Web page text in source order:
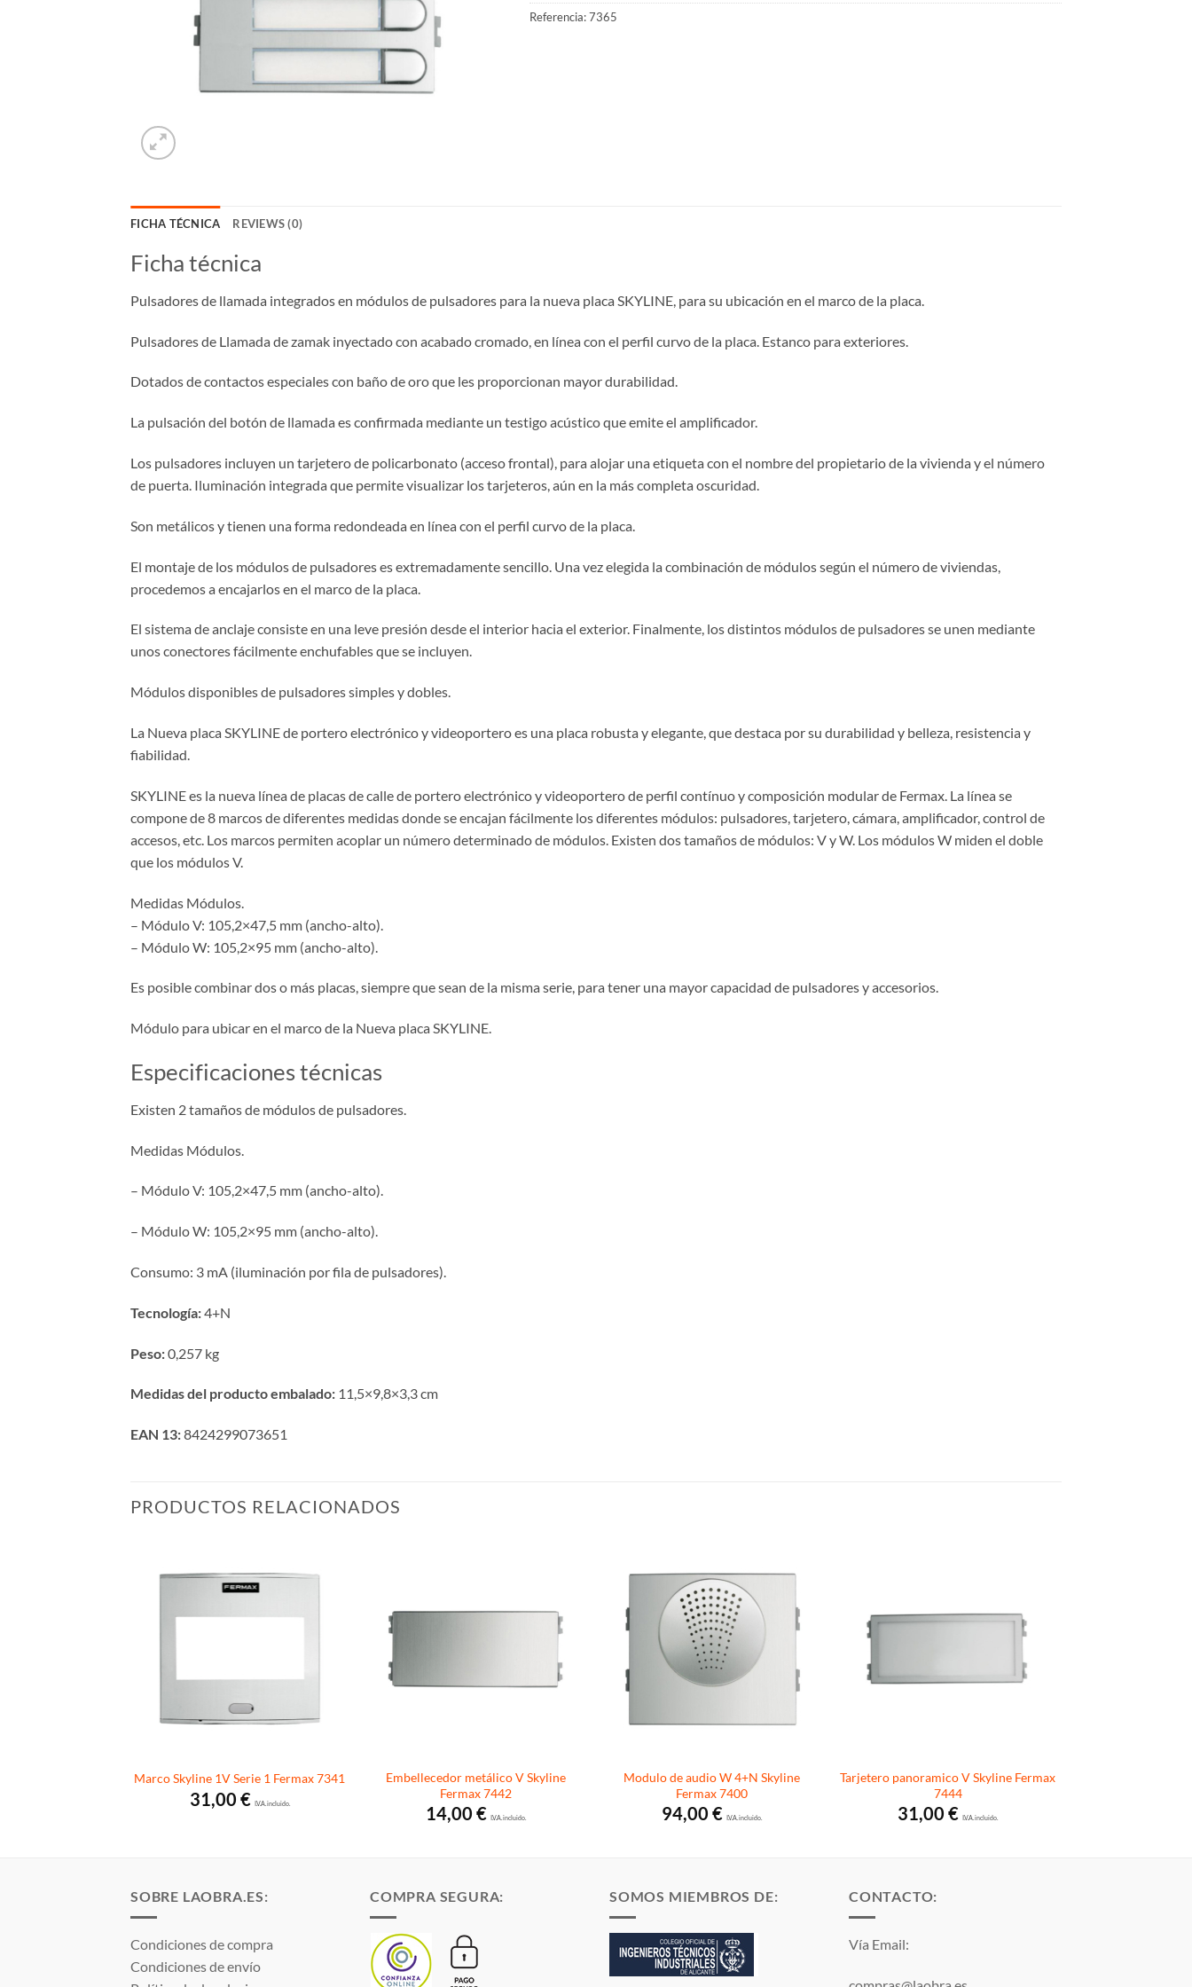
Referencia:7365
FICHA TÉCNICA REVIEWS (0)
Ficha técnica
Pulsadores de llamada integrados en módulos de pulsadores para la nueva placa SKYLINE, para su ubicación en el marco de la placa.
Pulsadores de Llamada de zamak inyectado con acabado cromado, en línea con el perfil curvo de la placa. Estanco para exteriores.
Dotados de contactos especiales con baño de oro que les proporcionan mayor durabilidad.
La pulsación del botón de llamada es confirmada mediante un testigo acústico que emite el amplificador.
Los pulsadores incluyen un tarjetero de policarbonato (acceso frontal), para alojar una etiqueta con el nombre del propietario de la vivienda y el número
de puerta. Iluminación integrada que permite visualizar los tarjeteros, aún en la más completa oscuridad.
Son metálicos y tienen una forma redondeada en línea con el perfil curvo de la placa.
El montaje de los módulos de pulsadores es extremadamente sencillo. Una vez elegida la combinación de módulos según el número de viviendas,
procedemos a encajarlos en el marco de la placa.
El sistema de anclaje consiste en una leve presión desde el interior hacia el exterior. Finalmente, los distintos módulos de pulsadores se unen mediante
unos conectores fácilmente enchufables que se incluyen.
Módulos disponibles de pulsadores simples y dobles.
La Nueva placa SKYLINE de portero electrónico y videoportero es una placa robusta y elegante, que destaca por su durabilidad y belleza, resistencia y
fiabilidad.
SKYLINE es la nueva línea de placas de calle de portero electrónico y videoportero de perfil contínuo y composición modular de Fermax. La línea se
compone de 8 marcos de diferentes medidas donde se encajan fácilmente los diferentes módulos: pulsadores, tarjetero, cámara, amplificador, control de
accesos, etc. Los marcos permiten acoplar un número determinado de módulos. Existen dos tamaños de módulos: V y W. Los módulos W miden el doble
que los módulos V.
Medidas Módulos.
– Módulo V: 105,2×47,5 mm (ancho-alto).
– Módulo W: 105,2×95 mm (ancho-alto).
Es posible combinar dos o más placas, siempre que sean de la misma serie, para tener una mayor capacidad de pulsadores y accesorios.
Módulo para ubicar en el marco de la Nueva placa SKYLINE.
Especificaciones técnicas
Existen 2 tamaños de módulos de pulsadores.
Medidas Módulos.
– Módulo V: 105,2×47,5 mm (ancho-alto).
– Módulo W: 105,2×95 mm (ancho-alto).
Consumo: 3 mA (iluminación por fila de pulsadores).
Tecnología:4+N
Peso:0,257 kg
Medidas del producto embalado: 11,5×9,8×3,3 cm
EAN 13:8424299073651
PRODUCTOS RELACIONADOS
Marco Skyline 1V Serie 1 Fermax 7341
31,00 €I.V.A. incluido.
Embellecedor metálico V Skyline
Fermax 7442
14,00 €I.V.A. incluido.
Modulo de audio W 4+N Skyline
Fermax 7400
94,00€ I.V.A. incluido.
Tarjetero panoramico V Skyline Fermax
7444
31,00€ I.V.A. incluido.
SOBRE LAOBRA.ES:
Condiciones de compra
Condiciones de envío
COMPRA SEGURA: SOMOS MIEMBROS DE: CONTACTO:
Vía Email: